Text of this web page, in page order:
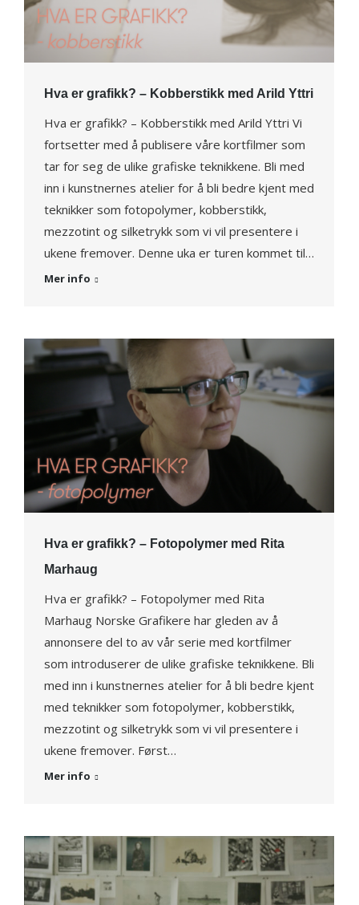
Hva er grafikk? – Kobberstikk med Arild Yttri
Hva er grafikk? – Kobberstikk med Arild Yttri Vi
fortsetter med å publisere våre kortfilmer som
tar for seg de ulike grafiske teknikkene. Bli med
inn i kunstnernes atelier for å bli bedre kjent med
teknikker som fotopolymer, kobberstikk,
mezzotint og silketrykk som vi vil presentere i
ukene fremover. Denne uka er turen kommet til…
Mer info
Hva er grafikk? – Fotopolymer med Rita
Marhaug
Hva er grafikk? – Fotopolymer med Rita
Marhaug Norske Grafikere har gleden av å
annonsere del to av vår serie med kortfilmer
som introduserer de ulike grafiske teknikkene. Bli
med inn i kunstnernes atelier for å bli bedre kjent
med teknikker som fotopolymer, kobberstikk,
mezzotint og silketrykk som vi vil presentere i
ukene fremover. Først…
Mer info